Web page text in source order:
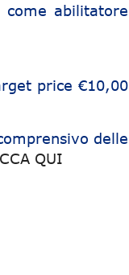
abilitatore
price €10,00
delle
QUI